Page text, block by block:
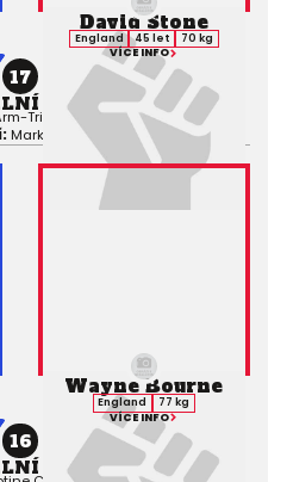
17
ZÁPAS MMA
Triangle Choke), 1. kolo 0:24,
Mark Woodard
David Stone
England 45 let
70 kg
VÍCE INFO
16
ZÁPAS MMA
Wayne Bourne
England
77 kg
VÍCE INFO